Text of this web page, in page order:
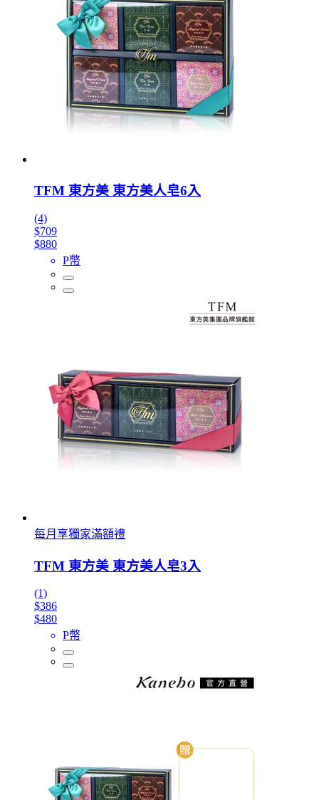
TFM 東方美 東方美人皂6入
(4)
$709
$880
P幣
每月享獨家滿額禮
TFM 東方美 東方美人皂3入
(1)
$386
$480
P幣